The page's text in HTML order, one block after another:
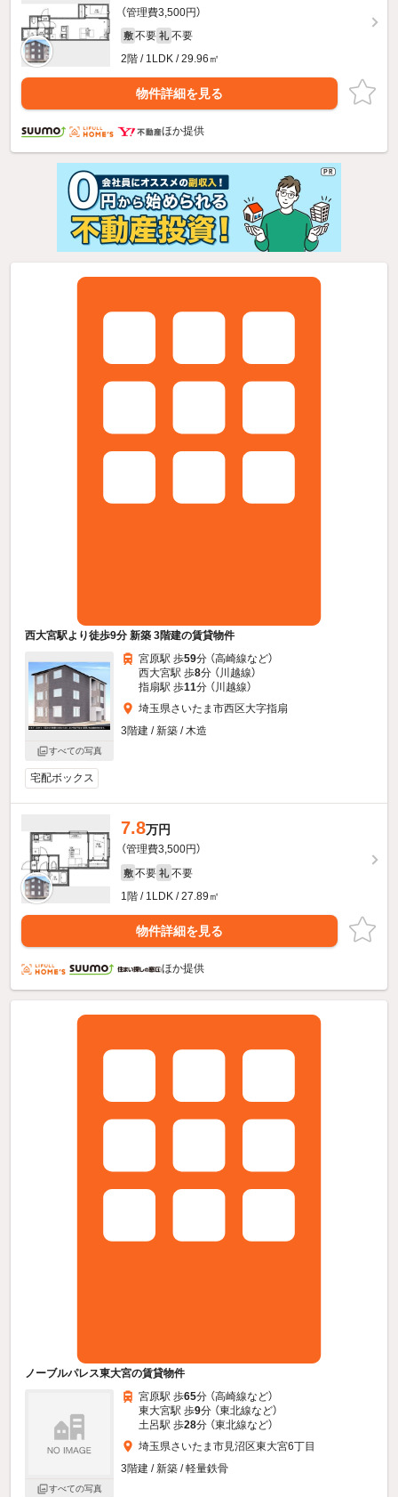
（管理費3,500円）
敷 不要 礼 不要
2階 / 1LDK / 29.96㎡
物件詳細を見る
ほか提供
西大宮駅より徒歩9分 新築 3階建の賃貸物件
すべての写真
宮原駅 歩59分 （高崎線など）
西大宮駅 歩8分 （川越線）
指扇駅 歩11分 （川越線）
埼玉県さいたま市西区大字指扇
3階建 / 新築 / 木造
宅配ボックス
7.8万円
（管理費3,500円）
敷 不要 礼 不要
1階 / 1LDK / 27.89㎡
物件詳細を見る
ほか提供
ノーブルパレス東大宮の賃貸物件
すべての写真
宮原駅 歩65分 （高崎線など）
東大宮駅 歩9分 （東北線など）
土呂駅 歩28分 （東北線など）
埼玉県さいたま市見沼区東大宮6丁目
3階建 / 新築 / 軽量鉄骨